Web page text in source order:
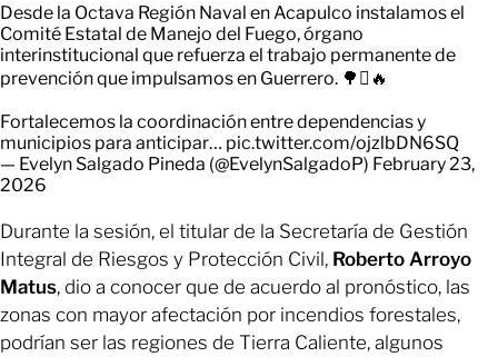
Desde la Octava Región Naval en Acapulco instalamos el
Comité Estatal de Manejo del Fuego, órgano
interinstitucional que refuerza el trabajo permanente de
prevención que impulsamos en Guerrero. 🌳🪾🔥
Fortalecemos la coordinación entre dependencias y
municipios para anticipar… pic.twitter.com/ojzlbDN6SQ
— Evelyn Salgado Pineda (@EvelynSalgadoP) February 23,
2026
Durante la sesión, el titular de la Secretaría de Gestión
Integral de Riesgos y Protección Civil, Roberto Arroyo
Matus, dio a conocer que de acuerdo al pronóstico, las
zonas con mayor afectación por incendios forestales,
podrían ser las regiones de Tierra Caliente, algunos